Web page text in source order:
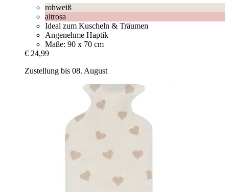
rohweiß
altrosa
Ideal zum Kuscheln & Träumen
Angenehme Haptik
Maße: 90 x 70 cm
€ 24,99
Zustellung bis 08. August